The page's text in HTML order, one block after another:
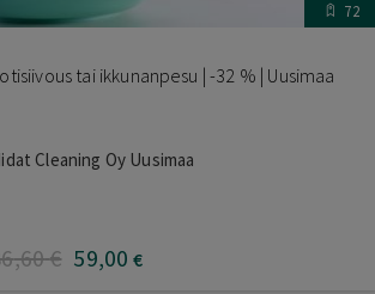
72
tai ikkunanpesu | -32 % | Uusimaa
Cleaning Oy Uusimaa
,60€ 59,00 €